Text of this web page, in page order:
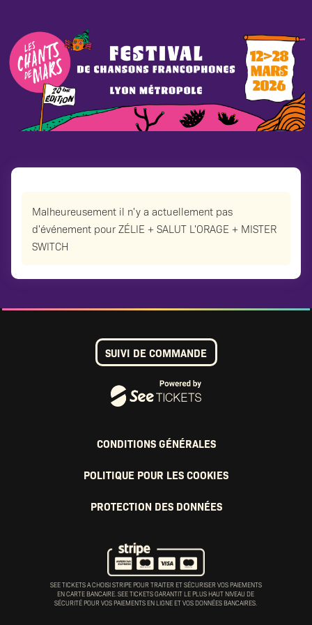
Malheureusement il n'y a actuellement pas
d'événement pour ZÉLIE + SALUT L'ORAGE + MISTER
SWITCH
SEE TICKETS A CHOISI STRIPE POUR TRAITER ET SÉCURISER VOS PAIEMENTS
EN CARTE BANCAIRE. SEE TICKETS GARANTIT LE PLUS HAUT NIVEAU DE
SÉCURITÉ POUR VOS PAIEMENTS EN LIGNE ET VOS DONNÉES BANCAIRES.
CONDITIONS GÉNÉRALES
POLITIQUE POUR LES COOKIES
PROTECTION DES DONNÉES
SUIVI DE COMMANDE